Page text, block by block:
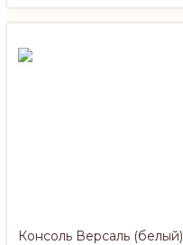
Консоль Версаль (белый)